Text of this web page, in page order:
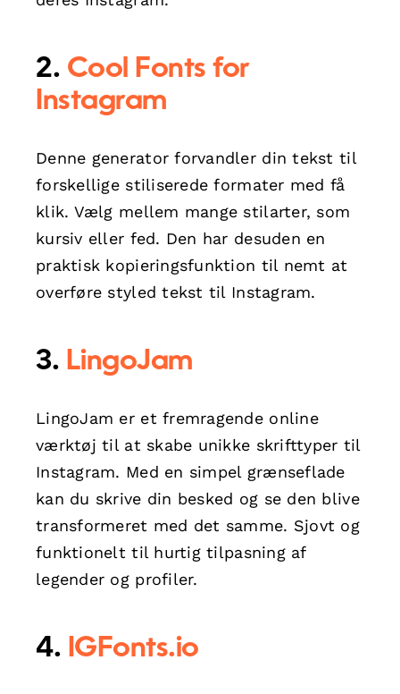
2. Cool Fonts for
Instagram
Denne generator forvandler din tekst til
forskellige stiliserede formater med få
klik. Vælg mellem mange stilarter, som
kursiv eller fed. Den har desuden en
praktisk kopieringsfunktion til nemt at
overføre styled tekst til Instagram.
3. LingoJam
LingoJam er et fremragende online
værktøj til at skabe unikke skrifttyper til
Instagram. Med en simpel grænseflade
kan du skrive din besked og se den blive
transformeret med det samme. Sjovt og
funktionelt til hurtig tilpasning af
legender og profiler.
4. IGFonts.io